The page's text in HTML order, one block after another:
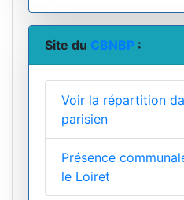
Site du CBNBP :
Voir la répartition
parisien
Présence
le Loiret